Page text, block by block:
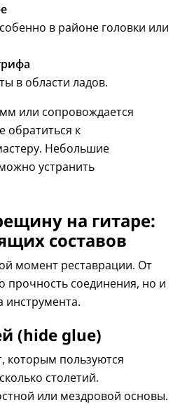
в районе головки или
в области ладов.
или сопровождается
к
Небольшие
устранить
на гитаре:
составов
момент реставрации. От
прочность соединения, но и
инструмента.
(hide glue)
которым пользуются
столетий.
или мездровой основы.